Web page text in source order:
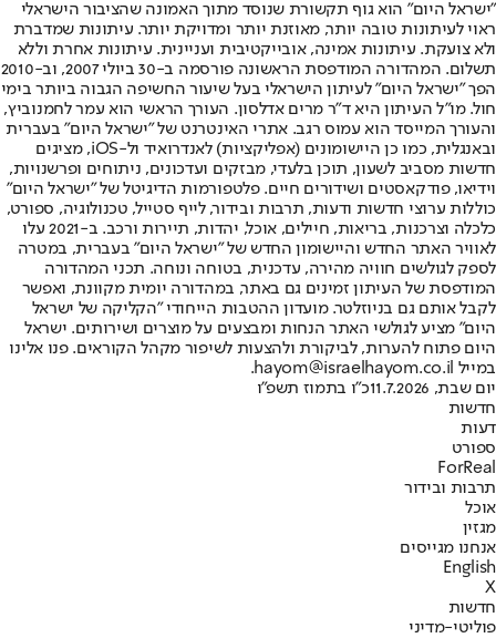
"ישראל היום" הוא גוף תקשורת שנוסד מתוך האמונה שהציבור הישראלי
ראוי לעיתונות טובה יותר, מאוזנת יותר ומדויקת יותר. עיתונות שמדברת
ולא צועקת. עיתונות אמינה, אובייקטיבית ועניינית. עיתונות אחרת וללא
תשלום. המהדורה המודפסת הראשונה פורסמה ב-30 ביולי 2007, וב-2010
הפך "ישראל היום" לעיתון הישראלי בעל שיעור החשיפה הגבוה ביותר בימי
חול. מו"ל העיתון היא ד"ר מרים אדלסון. העורך הראשי הוא עמר לחמנוביץ,
והעורך המייסד הוא עמוס רגב. אתרי האינטרנט של "ישראל היום" בעברית
ובאנגלית, כמו כן היישומונים (אפליקציות) לאנדרואיד ול-iOS, מציגים
חדשות מסביב לשעון, תוכן בלעדי, מבזקים ועדכונים, ניתוחים ופרשנויות,
וידיאו, פודקאסטים ושידורים חיים. פלטפורמות הדיגיטל של "ישראל היום"
כוללות ערוצי חדשות ודעות, תרבות ובידור, לייף סטייל, טכנולוגיה, ספורט,
כלכלה וצרכנות, בריאות, חיילים, אוכל, יהדות, תיירות ורכב. ב-2021 עלו
לאוויר האתר החדש והיישומון החדש של "ישראל היום" בעברית, במטרה
לספק לגולשים חוויה מהירה, עדכנית, בטוחה ונוחה. תכני המהדורה
המודפסת של העיתון זמינים גם באתר, במהדורה יומית מקוונת, ואפשר
לקבל אותם גם בניוזלטר. מועדון ההטבות הייחודי "הקליקה של ישראל
היום" מציע לגולשי האתר הנחות ומבצעים על מוצרים ושירותים. ישראל
היום פתוח להערות, לביקורת ולהצעות לשיפור מקהל הקוראים. פנו אלינו
במייל hayom@israelhayom.co.il.
יום שבת, 11.7.2026
כ"ו בתמוז תשפ"ו
חדשות
דעות
ספורט
ForReal
תרבות ובידור
אוכל
מגזין
אנחנו מגייסים
English
X
חדשות
פוליטי-מדיני